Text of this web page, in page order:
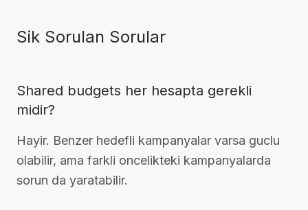
Sik Sorulan Sorular
Shared budgets her hesapta gerekli
midir?
Hayir. Benzer hedefli kampanyalar varsa guclu
olabilir, ama farkli oncelikteki kampanyalarda
sorun da yaratabilir.